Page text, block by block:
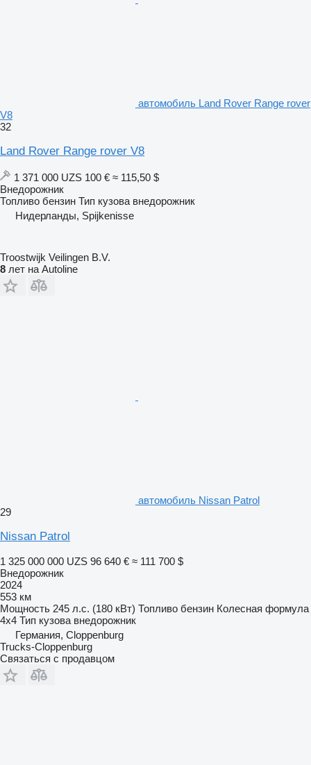
автомобиль Land Rover Range rover
V8
32
Land Rover Range rover V8
1 371 000 UZS 100 € ≈ 115,50 $
Внедорожник
Топливо бензин Тип кузова внедорожник
Нидерланды, Spijkenisse
Troostwijk Veilingen B.V.
8 лет на Autoline
автомобиль Nissan Patrol
29
Nissan Patrol
1 325 000 000 UZS 96 640 € ≈ 111 700 $
Внедорожник
2024
553 км
Мощность 245 л.с. (180 кВт) Топливо бензин Колесная формула
4x4 Тип кузова внедорожник
Германия, Cloppenburg
Trucks-Cloppenburg
Связаться с продавцом